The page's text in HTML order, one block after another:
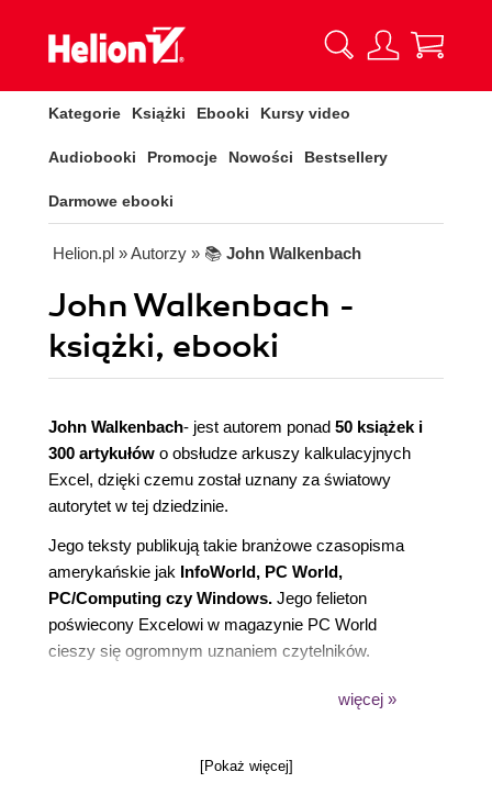
Kategorie Książki Ebooki Kursy video
Audiobooki Promocje Nowości Bestsellery
Darmowe ebooki
Helion.pl » Autorzy » 📚 John Walkenbach
John Walkenbach -
książki, ebooki
John Walkenbach- jest autorem ponad 50 książek i
300 artykułów o obsłudze arkuszy kalkulacyjnych
Excel, dzięki czemu został uznany za światowy
autorytet w tej dziedzinie.
Jego teksty publikują takie branżowe czasopisma
amerykańskie jak InfoWorld, PC World,
PC/Computing czy Windows. Jego felieton
poświecony Excelowi w magazynie PC World
cieszy się ogromnym uznaniem czytelników.
Walkenbach znany jest także z tego, że opracował
więcej »
[Pokaż więcej]